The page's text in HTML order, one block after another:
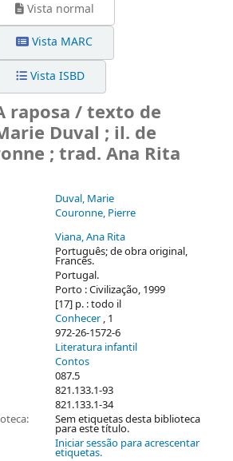
Vista normal
Vista MARC
Vista ISBD
raposa / texto de
Duval ; il. de
; trad. Ana Rita
Duval, Marie
Couronne, Pierre
Viana, Ana Rita
Português; de obra original,
Francês.
Portugal.
Porto : Civilização, 1999
[17] p. : todo il
Conhecer, 1
972-26-1572-6
Literatura infantil
Contos
087.5
821.133.1-93
821.133.1-34
Sem etiquetas desta biblioteca
para este título.
Iniciar sessão para acrescentar
etiquetas.